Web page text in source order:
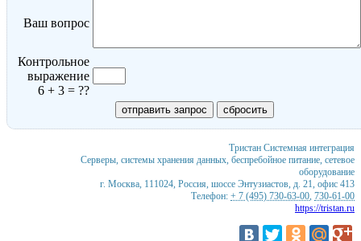
Ваш вопрос
Контрольное
выражение
6 + 3 = ??
Тристан Системная интеграция
Серверы, системы хранения данных, беспребойное питание, сетевое
оборудование
г. Москва, 111024, Россия, шоссе Энтузиастов, д. 21, офис 413
Телефон: + 7 (495) 730-63-00, 730-61-00
https://tristan.ru